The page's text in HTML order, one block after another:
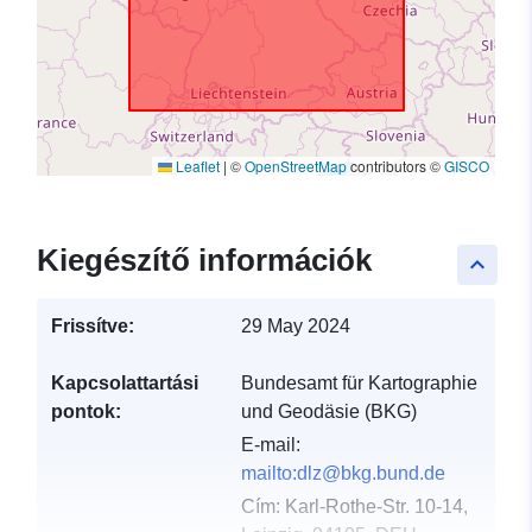
Leaflet | ©OpenStreetMapcontributors ©GISCO
keyboard_arrow_up
Kiegészítő információk
Frissítve: 29 May 2024
Kapcsolattartási
pontok:
Bundesamt für Kartographie
und Geodäsie (BKG)
E-mail:
mailto:dlz@bkg.bund.de
Cím: Karl-Rothe-Str. 10-14,